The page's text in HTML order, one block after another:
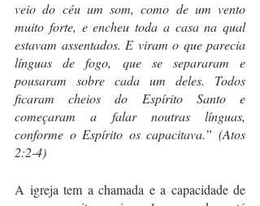
veio do céu um som, como de um vento
muito forte, e encheu toda a casa na qual
estavam assentados. E viram o que parecia
línguas de fogo, que se separaram e
pousaram sobre cada um deles. Todos
ficaram cheios do Espírito Santo e
começaram a falar noutras línguas,
conforme o Espírito os capacitava.” (Atos
2:2-4)
A igreja tem a chamada e a capacidade de